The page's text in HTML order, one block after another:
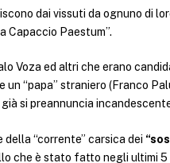
dai vissuti da ognuno di
Capaccio Paestum”.
Voza ed altri che erano
“papa” straniero (Franco
si preannuncia
della “corrente” carsica dei
che è stato fatto negli ultimi 5